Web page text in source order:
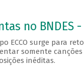
no BNDES -
ECCO surge para
somente
inéditas.